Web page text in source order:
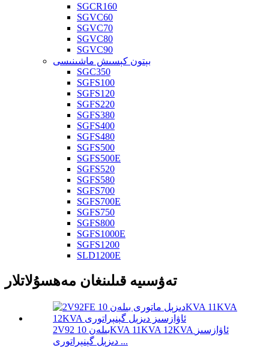
SGCR160
SGVC60
SGVC70
SGVC80
SGVC90
بېتون كېسىش ماشىنىسى
SGC350
SGFS100
SGFS120
SGFS220
SGFS380
SGFS400
SGFS480
SGFS500
SGFS500E
SGFS520
SGFS580
SGFS700
SGFS700E
SGFS750
SGFS800
SGFS1000E
SGFS1200
SLD1200E
تەۋسىيە قىلىنغان مەھسۇلاتلار
2V92 بىلەن 10KVA 11KVA 12KVA ئاۋازسىز
دىزېل گېنېراتورى ...